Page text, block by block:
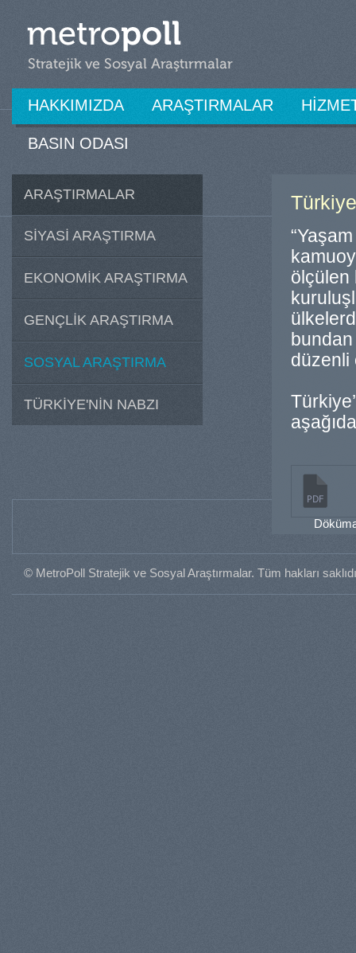
HAKKIMIZDA ARAŞTIRMALAR
BASIN ODASI
ARAŞTIRMALAR
SİYASİ ARAŞTIRMA
EKONOMİK ARAŞTIRMA
GENÇLİK ARAŞTIRMA
SOSYAL ARAŞTIRMA
TÜRKİYE'NİN NABZI
ölçülen
düzenli
© MetroPoll Stratejik ve Sosyal Araştırmalar. Tüm hakları